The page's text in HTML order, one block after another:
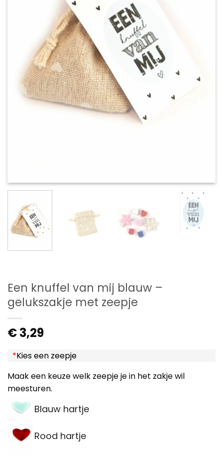
Een knuffel van mij blauw –
gelukszakje met zeepje
€3,29
*Kies een zeepje
Maak een keuze welk zeepje je in het zakje wil
meesturen.
Blauw hartje
Rood hartje